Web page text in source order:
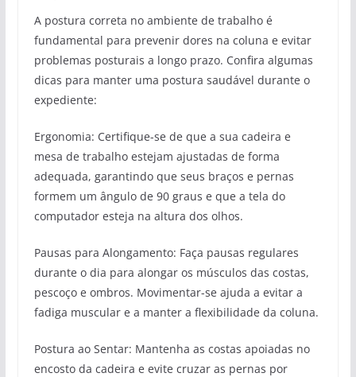
A postura correta no ambiente de trabalho é
fundamental para prevenir dores na coluna e evitar
problemas posturais a longo prazo. Confira algumas
dicas para manter uma postura saudável durante o
expediente:
Ergonomia: Certifique-se de que a sua cadeira e
mesa de trabalho estejam ajustadas de forma
adequada, garantindo que seus braços e pernas
formem um ângulo de 90 graus e que a tela do
computador esteja na altura dos olhos.
Pausas para Alongamento: Faça pausas regulares
durante o dia para alongar os músculos das costas,
pescoço e ombros. Movimentar-se ajuda a evitar a
fadiga muscular e a manter a flexibilidade da coluna.
Postura ao Sentar: Mantenha as costas apoiadas no
encosto da cadeira e evite cruzar as pernas por